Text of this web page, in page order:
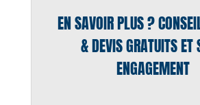
EN SAVOIR PLUS ?
& DEVIS GRATUITS ET
ENGAGEMENT